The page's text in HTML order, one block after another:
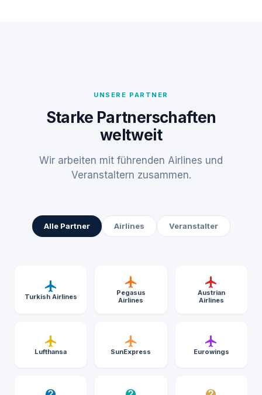
UNSERE PARTNER
Starke Partnerschaften
weltweit
Wir arbeiten mit führenden Airlines und
Veranstaltern zusammen.
Alle Partner Airlines Veranstalter
Turkish Airlines
Pegasus
Airlines
Austrian
Airlines
Lufthansa SunExpress Eurowings